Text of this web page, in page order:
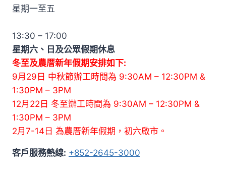
星期一至五
13:30 – 17:00
星期六、日及公眾假期休息
冬至及農厝新年假期安排如下:
9月29日 中秋節辦工時間為 9:30AM – 12:30PM &
1:30PM – 3PM
12月22日 冬至辦工時間為 9:30AM – 12:30PM &
1:30PM – 3PM
2月7-14日 為農厝新年假期，初六啟市。
客戶服務熱線: +852-2645-3000